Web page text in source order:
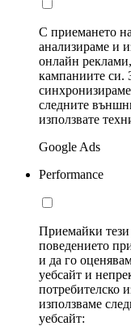
С приемането
анализираме и
онлайн
кампаниите си.
следните
използвате
Google Ads
Performance
Приемайки
поведението
и да го
уебсайт и
потребителско
използваме
уебсайт: